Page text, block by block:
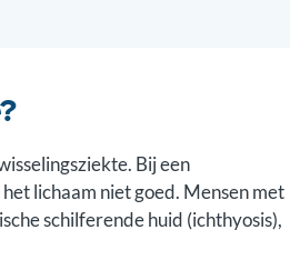
Bij een
lichaam niet goed. Mensen met
schilferende huid (ichthyosis),